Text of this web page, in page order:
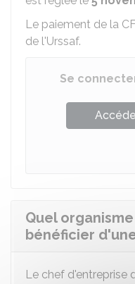
Le paiement de la
de l'Urssaf.
Se
Quel
bénéficier
Le chef d'entreprise